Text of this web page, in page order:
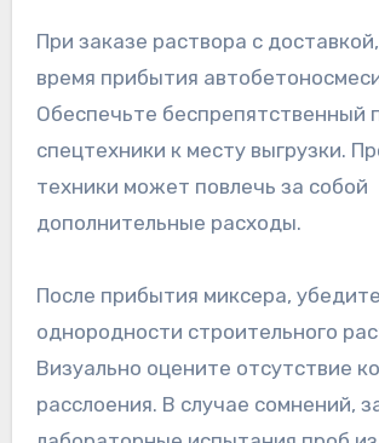
При заказе раствора с
время прибытия
Обеспечьте беспрепятственный
спецтехники к месту выгрузки.
техники может повлечь за собой
дополнительные расходы.
После прибытия миксера,
однородности строительного
Визуально оцените отсутствие
расслоения. В случае сомнений,